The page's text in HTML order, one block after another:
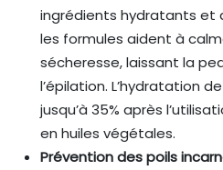
ingrédients hydratants et
les formules aident à
sécheresse, laissant la
l’épilation. L’hydratation
jusqu’à 35% après
en huiles végétales.
Prévention des poils